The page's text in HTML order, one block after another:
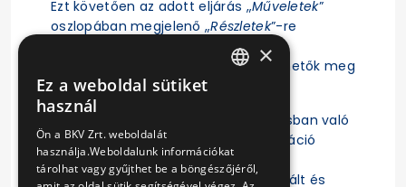
Ezt követően az adott eljárás „Műveletek”
oszlopában megjelenő „Részletek”-re
kattintás után érhető el az eljárás
ajánlattételi felhívása, illetve tekinthetők meg
az eljárásra vonatkozó főbb adatok.
Felhívjuk a figyelmet, hogy az eljárásban való
részvételhez az EKR-be való regisztráció
szükséges! Az eljárás további
dokumentumait az EKR-ben regisztrált és
×
Ez a weboldal sütiket
használ
Ön a BKV Zrt. weboldalát
használja.Weboldalunk információkat
tárolhat vagy gyűjthet be a böngészőjéről,